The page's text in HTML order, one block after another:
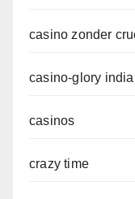
casino zonder
casino-glory india
casinos
crazy time